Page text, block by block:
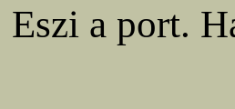
Eszi a port.